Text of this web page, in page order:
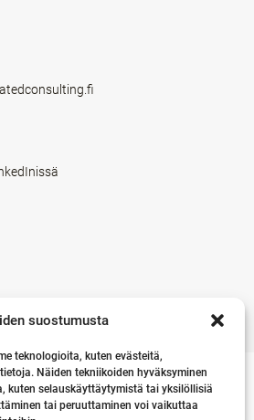
suostumusta
teknologioita, kuten evästeitä,
Näiden tekniikoiden hyväksyminen
kuten selauskäyttäytymistä tai yksilöllisiä
tai peruuttaminen voi vaikuttaa